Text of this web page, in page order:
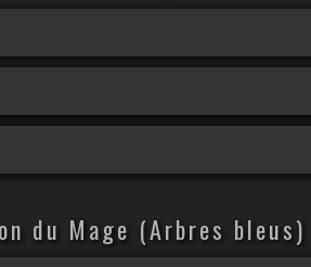
du Mage (Arbres bleus)